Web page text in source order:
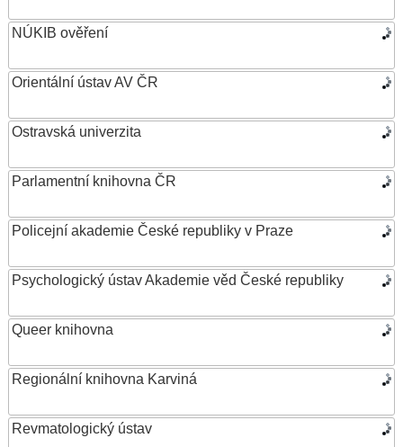
NÚKIB ověření
Orientální ústav AV ČR
Ostravská univerzita
Parlamentní knihovna ČR
Policejní akademie České republiky v Praze
Psychologický ústav Akademie věd České republiky
Queer knihovna
Regionální knihovna Karviná
Revmatologický ústav